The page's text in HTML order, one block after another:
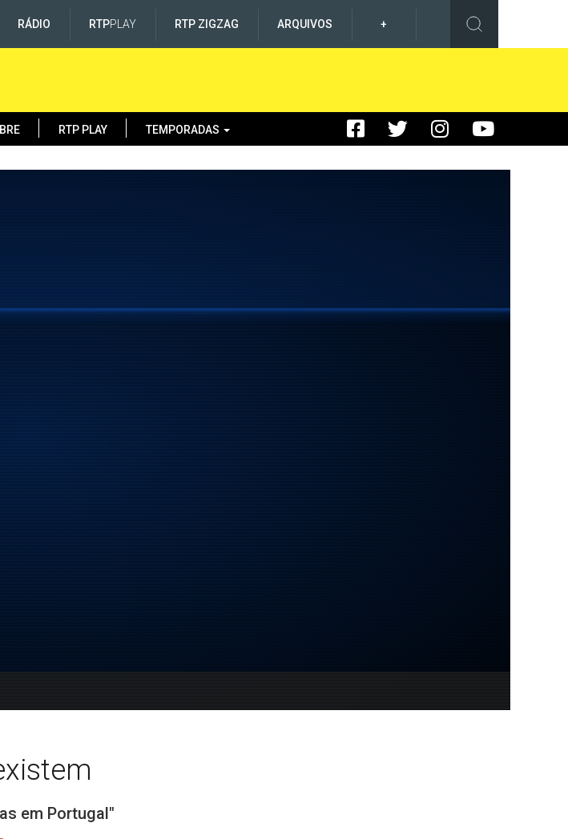
RÁDIO RTPPLAY RTP ZIGZAG ARQUIVOS +
RTP PLAY TEMPORADAS
em Portugal"